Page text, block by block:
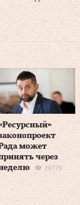
может
через
29779